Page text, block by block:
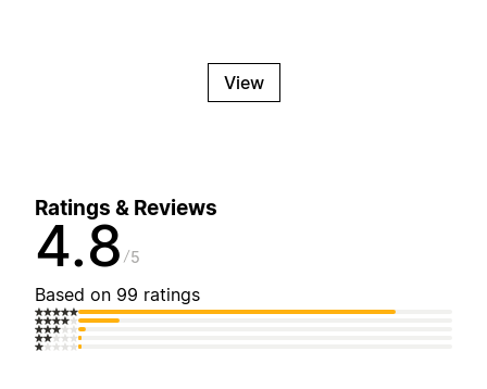
View
Ratings & Reviews
4.8 5
Based on 99 ratings